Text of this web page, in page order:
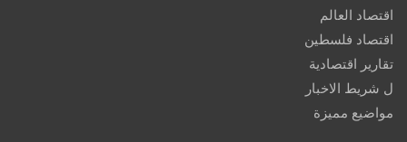
اقتصاد العالم
اقتصاد فلسطين
تقارير اقتصادية
ل شريط الاخبار
مواضيع مميزة